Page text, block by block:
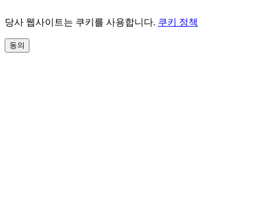
당사 웹사이트는 쿠키를 사용합니다. 쿠키 정책
동의